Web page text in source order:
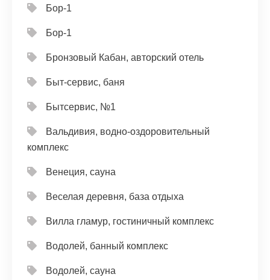
Бор-1
Бор-1
Бронзовый Кабан, авторский отель
Быт-сервис, баня
Бытсервис, №1
Вальдивия, водно-оздоровительный
комплекс
Венеция, сауна
Веселая деревня, база отдыха
Вилла гламур, гостиничный комплекс
Водолей, банный комплекс
Водолей, сауна